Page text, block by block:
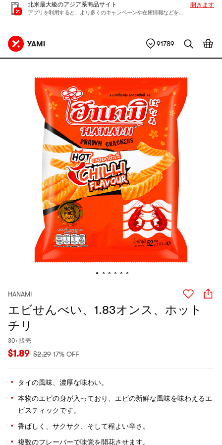
北米最大級のアジア系商品サイト
アプリを利用すると、より多くのキャンペーンや在庫情報などを入手できます
開きます
91789
HANAMI
エビせんべい、1.83オンス、ホット
チリ
30+ 販売
$1.89 $2.29 17% OFF
タイの風味、濃厚な味わい。
本物のエビの身が入っており、エビの新鮮な風味を味わえるエ
ビスティックです。
香ばしく、サクサク、そして程よい辛さ。
複数のフレーバーで味覚を開花させます。